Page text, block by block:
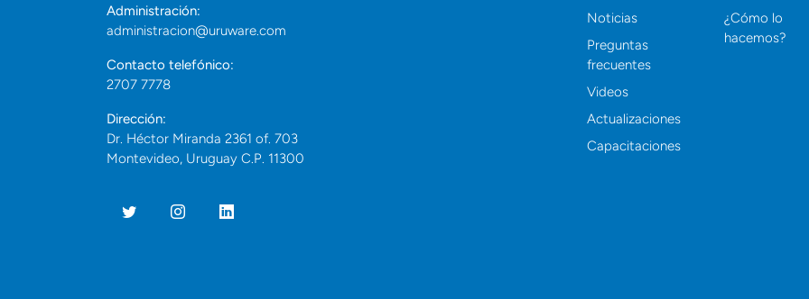
Administración:
administracion@uruware.com
Contacto telefónico:
2707 7778
Dirección:
Dr. Héctor Miranda 2361 of. 703
Montevideo, Uruguay C.P. 11300
Noticias
Preguntas
frecuentes
Videos
Actualizaciones
Capacitaciones
¿Cómo lo
hacemos?